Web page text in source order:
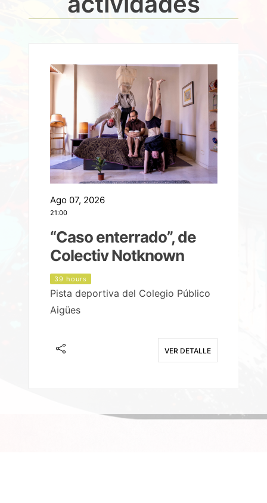
Ago 07, 2026
21:00
“Caso enterrado”, de
Colectiv Notknown
39 hours
Pista deportiva del Colegio Público
Aigües
VER DETALLE